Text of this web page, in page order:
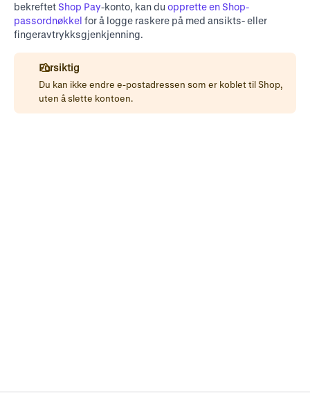
bekreftet Shop Pay-konto, kan du opprette en Shop-
passordnøkkel for å logge raskere på med ansikts- eller
fingeravtrykksgjenkjenning.
Forsiktig
Du kan ikke endre e-postadressen som er koblet til Shop,
uten å slette kontoen.